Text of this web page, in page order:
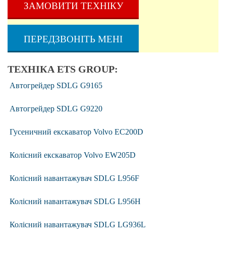
ЗАМОВИТИ ТЕХНІКУ
ПЕРЕДЗВОНІТЬ МЕНІ
ТЕХНІКА ETS GROUP:
Автогрейдер SDLG G9165
Автогрейдер SDLG G9220
Гусеничний екскаватор Volvo EC200D
Колісний екскаватор Volvo EW205D
Колісний навантажувач SDLG L956F
Колісний навантажувач SDLG L956H
Колісний навантажувач SDLG LG936L